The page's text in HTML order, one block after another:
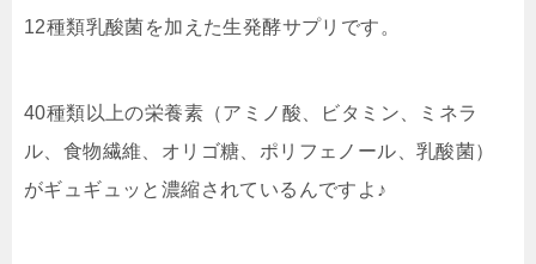
12種類乳酸菌を加えた生発酵サプリです。
40種類以上の栄養素（アミノ酸、ビタミン、ミネラ
ル、食物繊維、オリゴ糖、ポリフェノール、乳酸菌）
がギュギュッと濃縮されているんですよ♪